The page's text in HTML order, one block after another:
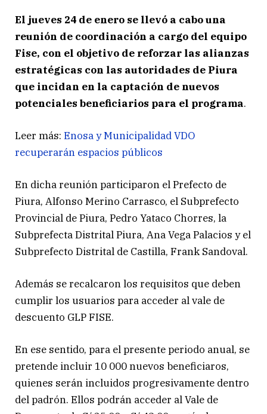
El jueves 24 de enero se llevó a cabo una
reunión de coordinación a cargo del equipo
Fise, con el objetivo de reforzar las alianzas
estratégicas con las autoridades de Piura
que incidan en la captación de nuevos
potenciales beneficiarios para el programa.
Leer más: Enosa y Municipalidad VDO
recuperarán espacios públicos
En dicha reunión participaron el Prefecto de
Piura, Alfonso Merino Carrasco, el Subprefecto
Provincial de Piura, Pedro Yataco Chorres, la
Subprefecta Distrital Piura, Ana Vega Palacios y el
Subprefecto Distrital de Castilla, Frank Sandoval.
Además se recalcaron los requisitos que deben
cumplir los usuarios para acceder al vale de
descuento GLP FISE.
En ese sentido, para el presente periodo anual, se
pretende incluir 10 000 nuevos beneficiaros,
quienes serán incluidos progresivamente dentro
del padrón. Ellos podrán acceder al Vale de